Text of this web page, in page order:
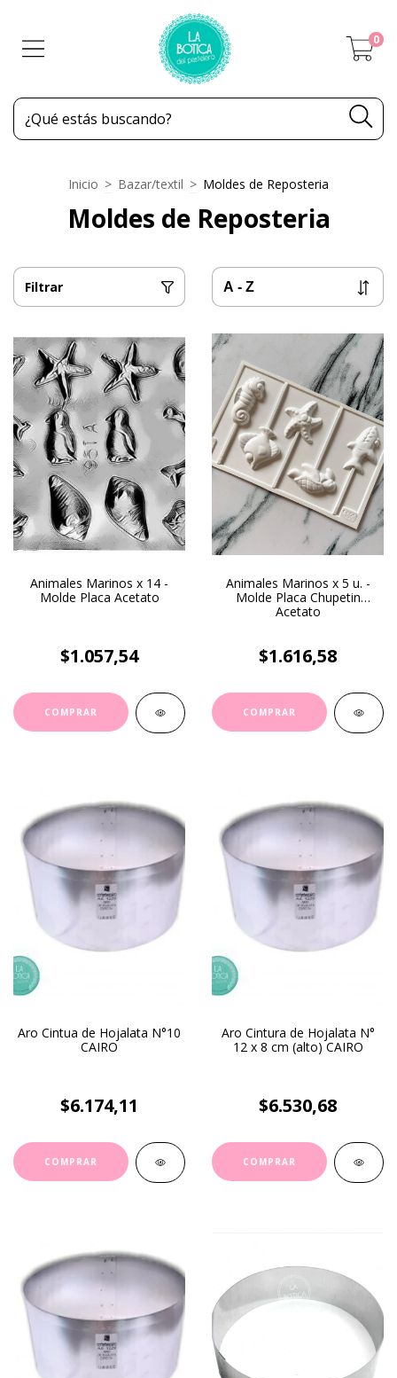
0
Inicio > Bazar/textil > Moldes de Reposteria
Moldes de Reposteria
Filtrar
Animales Marinos x 14 -
Molde Placa Acetato
$1.057,54
Animales Marinos x 5 u. -
Molde Placa Chupetin
Acetato
$1.616,58
Aro Cintua de Hojalata N°10
CAIRO
$6.174,11
Aro Cintura de Hojalata N°
12 x 8 cm (alto) CAIRO
$6.530,68